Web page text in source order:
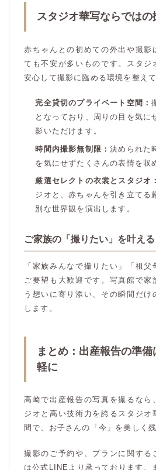
スタジオ華写ならでは
赤ちゃんとの初めての外出や撮影
ても不安が多いものです。スタジ
安心して撮影に臨める環境を整えて
完全貸切のプライベート空間：
となっており、周りの目を気に
影いただけます。
時間内撮影無制限：決められた
を気にせずたくさんの表情を収
厳選セレクトの衣裳とスタジオ
ジオと、赤ちゃんを引き立てる
別な世界観を演出します。
ご家族の「撮りたい」を叶え
「家族みんなで撮りたい」「祖
ご要望も大歓迎です。写真館で家
う想いに寄り添い、その瞬間だけ
します。
まとめ：出産報告の準
軽に
高崎で出産報告の写真を撮るなら
ジオと高い技術力を誇るスタジオ
間で、お子さんの「今」を美しく
撮影のご予約や、プランに関する
は公式LINEより承っております。